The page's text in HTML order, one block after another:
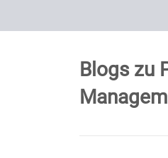
Blogs zu